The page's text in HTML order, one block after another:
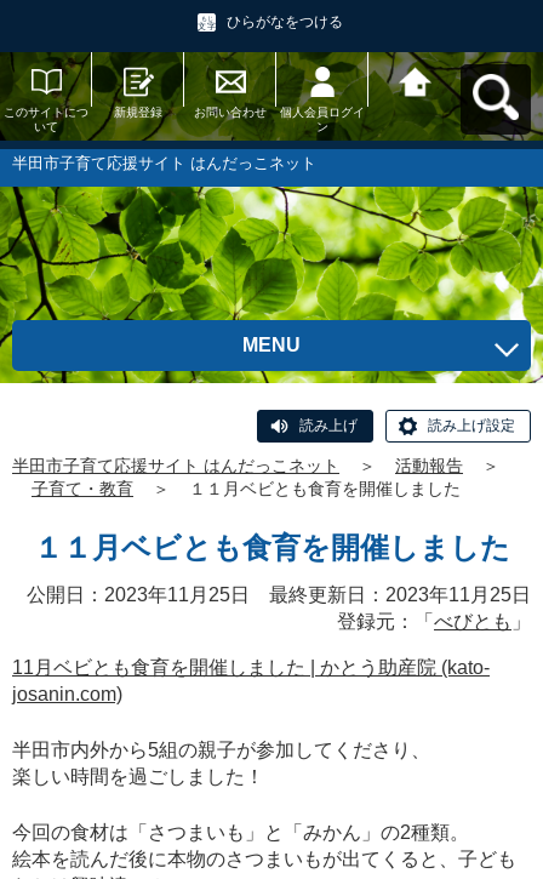
ひらがなをつける
このサイトにつ
いて
新規登録 お問い合わせ
個人会員ログイ
ン
半田市子育て応
援サイト はんだ
っこネットへ戻
半田市子育て応援サイト はんだっこネット
MENU
読み上げ 読み上げ設定
半田市子育て応援サイト はんだっこネット ＞ 活動報告
＞
子育て・教育
＞ １１月ベビとも食育を開催しました
１１月ベビとも食育を開催しました
公開日：2023年11月25日 最終更新日：2023年11月25日
登録元：「 べびとも 」
11月ベビとも食育を開催しました | かとう助産院 (kato-
josanin.com)
半田市内外から5組の親子が参加してくださり、
楽しい時間を過ごしました！
今回の食材は「さつまいも」と「みかん」の2種類。
絵本を読んだ後に本物のさつまいもが出てくると、子ども